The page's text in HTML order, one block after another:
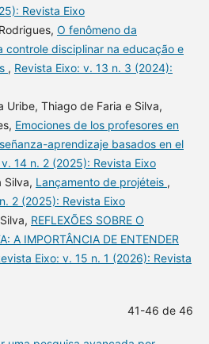
Revista Eixo
O fenômeno da
controle disciplinar na educação e
, Revista Eixo: v. 13 n. 3 (2024):
Uribe, Thiago de Faria e Silva,
Emociones de los profesores en
aprendizaje basados en el
14 n. 2 (2025): Revista Eixo
Silva, Lançamento de projéteis ,
2 (2025): Revista Eixo
REFLEXÕES SOBRE O
A IMPORTÂNCIA DE ENTENDER
Eixo: v. 15 n. 1 (2026): Revista
41-46 de 46